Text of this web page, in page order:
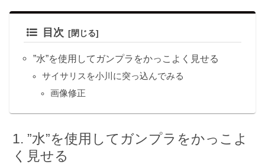
目次
”水”を使用してガンプラをかっこよく見せる
サイサリスを小川に突っ込んでみる
画像修正
”水”を使用してガンプラをかっこよ
く見せる